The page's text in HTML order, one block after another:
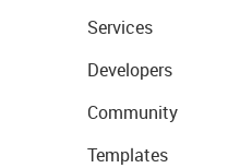
Services
Developers
Community
Templates